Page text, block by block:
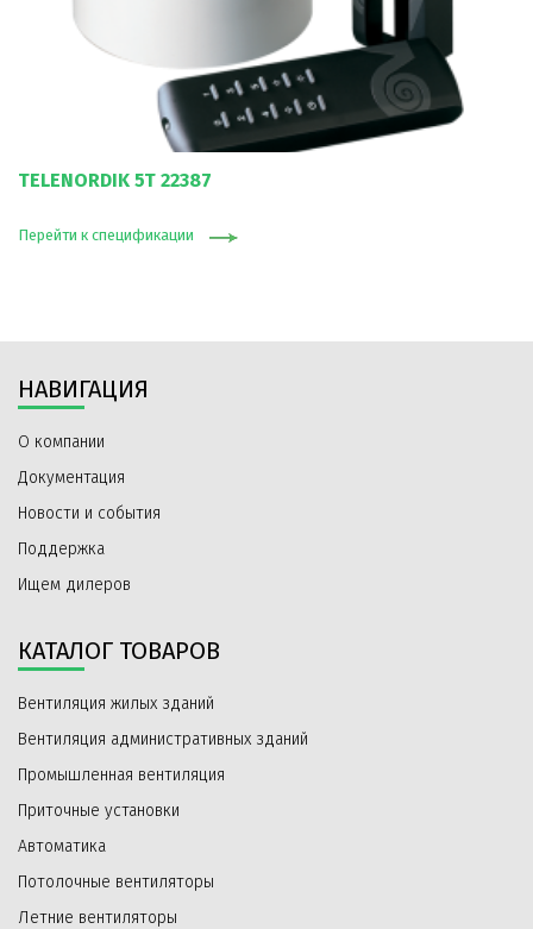
TELENORDIK 5T 22387
Перейти к спецификации
НАВИГАЦИЯ
О компании
Документация
Новости и события
Поддержка
Ищем дилеров
КАТАЛОГ ТОВАРОВ
Вентиляция жилых зданий
Вентиляция административных зданий
Промышленная вентиляция
Приточные установки
Автоматика
Потолочные вентиляторы
Летние вентиляторы